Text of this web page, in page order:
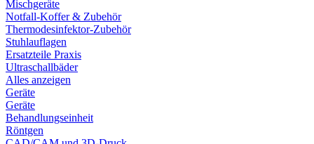
Mischgeräte
Notfall-Koffer & Zubehör
Thermodesinfektor-Zubehör
Stuhlauflagen
Ersatzteile Praxis
Ultraschallbäder
Alles anzeigen
Geräte
Geräte
Behandlungseinheit
Röntgen